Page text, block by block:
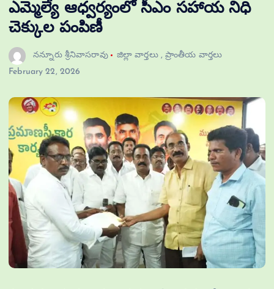
ఎమ్మెల్యే ఆధ్వర్యంలో సీఎం సహాయ నిధి
చెక్కుల పంపిణీ
నన్నూరు శ్రీనివాసరావు జిల్లా వార్తలు,ప్రాంతీయ వార్తలు
February 22, 2026